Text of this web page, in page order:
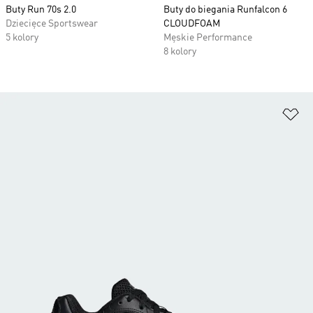
Buty Run 70s 2.0
Dziecięce Sportswear
5 kolory
Buty do biegania Runfalcon 6
CLOUDFOAM
Męskie Performance
8 kolory